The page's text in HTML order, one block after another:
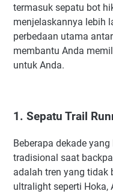
termasuk sepatu bot
menjelaskannya lebih
perbedaan utama
membantu Anda
untuk Anda.
1. Sepatu Trail
Beberapa dekade
tradisional saat
adalah tren yang tidak
ultralight seperti Hoka,